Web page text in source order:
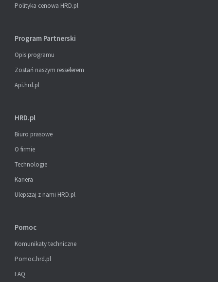
Polityka cenowa HRD.pl
Program Partnerski
Opis programu
Zostań naszym resselerem
Api.hrd.pl
HRD.pl
Biuro prasowe
O firmie
Technologie
Kariera
Ulepszaj z nami HRD.pl
Pomoc
Komunikaty techniczne
Pomoc.hrd.pl
FAQ